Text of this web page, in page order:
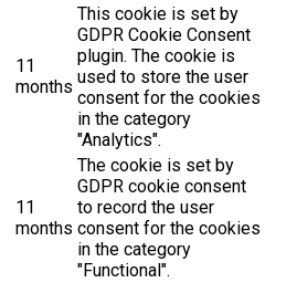
11
months
This cookie is set by
GDPR Cookie Consent
plugin. The cookie is
used to store the user
consent for the cookies
in the category
"Analytics".
11
months
The cookie is set by
GDPR cookie consent
to record the user
consent for the cookies
in the category
"Functional".